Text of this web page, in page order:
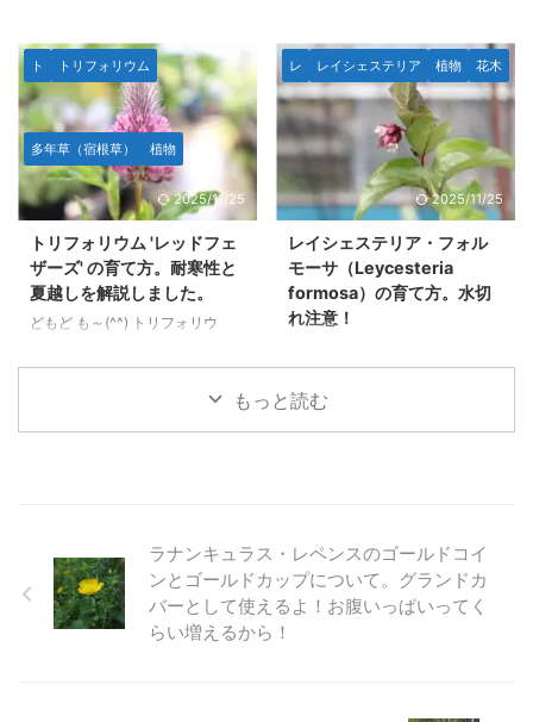
ん。 ...
シノブ科 ...
blechnifolia）は、オーストラリ
ア南西部に分布する匍匐性のバン
クシアです。 低木で横に広がる
形状をしており、地面に沿うよう
に生育します。 バンクシア特有
の花姿とヒトツバのように地面か
ら立ち上がっているように見える
樹形が魅力で、植物好きの間で少
です。 場合によっては「土の中
から生えて来ている」ように見え
る花の咲き方も独特です。 夏に
雨が少なく湿度がほとんどない、
気候の地域に ...
autumnale)は、秋を彩る北アメ
リカ原産の多年草で、鮮やかな花
色が特徴的です。 一般的には
「ヘレニウム」や「ダンゴギク」
の名前でも知られています。 こ
の植物は、原種は黄色、園芸種に
はオレンジ、赤、絞りなどといっ
た暖色系の花を咲かせ、咲き方も
ノがあります。 開花期は夏から
秋にかけてで、花の少ない８月で
もバンバン咲くため彩の少ない時
期に威力を発揮してくれる希少な
日 ...
ト トリフォリウム
多年草（宿根草） 植物
2025/11/25
トリフォリウム 'レッドフェ
ザーズ' の育て方。耐寒性と
夏越しを解説しました。
どもど も～(^^) トリフォリウ
ズ'（Trifolium rubens 'Red
Feathers'）の育て方です。 一言
そのため、水はけの良い土壌で育
てることで防げます。 耐寒性は
優れていて、特に気をつけること
はありません。冬には地上部分が
レ レイシェステリア 植物 花木
2025/11/25
レイシェステリア・フォル
モーサ（Leycesteria
formosa）の育て方。水切
れ注意！
ア・フォルモーサ（Leycesteria
formosa）の育て方についてで
気をつけましょう。 本文のデー
タや写真等はすべて筆者自身の観
察によるものです。AI生成は使用
もっと読む
ラナンキュラス・レペンスのゴールドコイ
ンとゴールドカップについて。グランドカ
バーとして使えるよ！お腹いっぱいってく
らい増えるから！